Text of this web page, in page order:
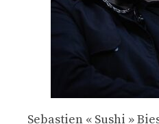
Sebastien « Sushi »